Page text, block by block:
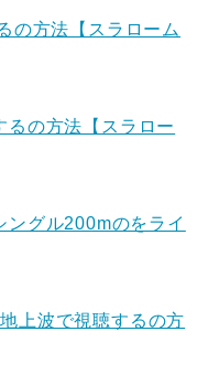
の方法【スラローム
るの方法【スラロー
ングル200mのをライ
上波で視聴するの方